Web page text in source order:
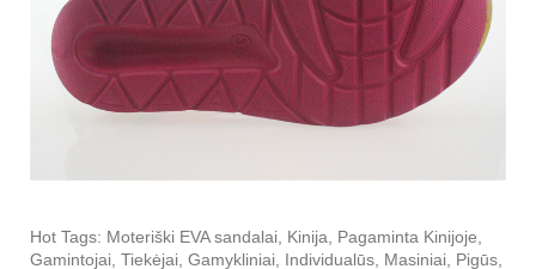
Hot Tags: Moteriški EVA sandalai, Kinija, Pagaminta Kinijoje,
Gamintojai, Tiekėjai, Gamykliniai, Individualūs, Masiniai, Pigūs,